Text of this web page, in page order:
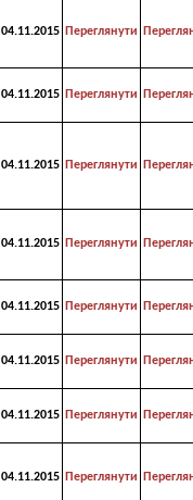
04.11.2015 Переглянути
04.11.2015 Переглянути
04.11.2015 Переглянути
04.11.2015 Переглянути
04.11.2015 Переглянути
04.11.2015 Переглянути
04.11.2015 Переглянути
04.11.2015 Переглянути